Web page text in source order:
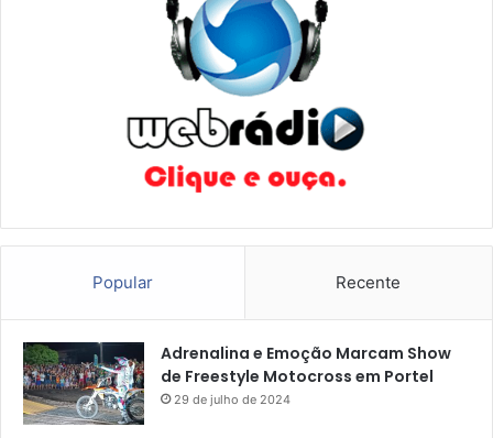
Popular Recente
Adrenalina e Emoção Marcam Show
de Freestyle Motocross em Portel
29 de julho de 2024